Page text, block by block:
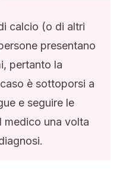
calcio (o di altri
presentano
pertanto la
è sottoporsi a
e seguire le
medico una volta